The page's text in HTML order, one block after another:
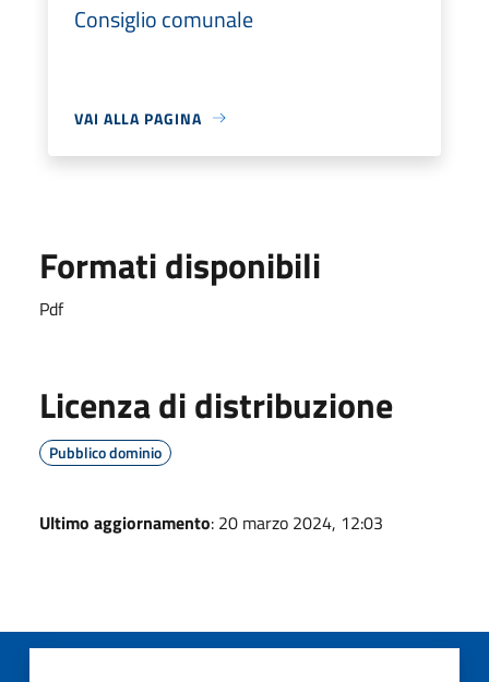
Consiglio comunale
VAI ALLA PAGINA
Formati disponibili
Pdf
Licenza di distribuzione
Pubblico dominio
Ultimo aggiornamento: 20 marzo 2024, 12:03